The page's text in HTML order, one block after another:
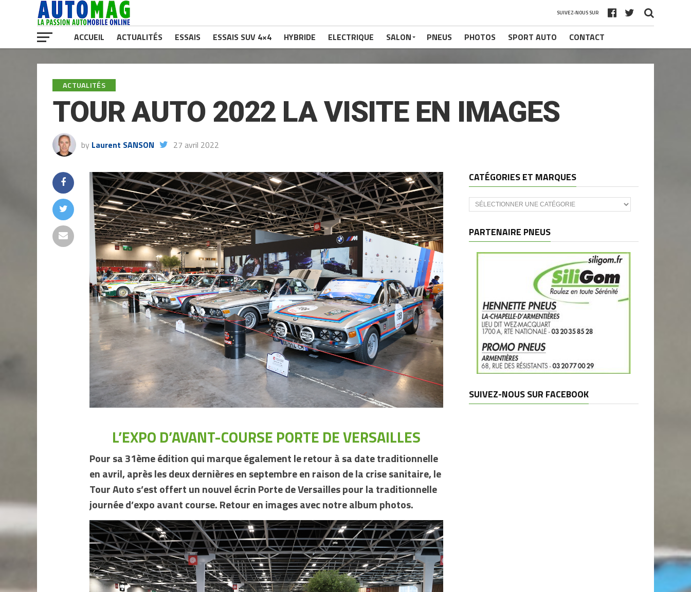
SUIVEZ-NOUS SUR
ACCUEIL ACTUALITÉS ESSAIS ESSAIS SUV 4×4 HYBRIDE ELECTRIQUE SALON PNEUS PHOTOS SPORT AUTO CONTACT
ACTUALITÉS
TOUR AUTO 2022 LA VISITE EN IMAGES
by Laurent SANSON 27 avril 2022
L’EXPO D’AVANT-COURSE PORTE DE VERSAILLES
Pour sa 31ème édition qui marque également le retour à sa date traditionnelle
en avril, après les deux dernières en septembre en raison de la crise sanitaire, le
Tour Auto s’est offert un nouvel écrin Porte de Versailles pour la traditionnelle
journée d’expo avant course. Retour en images avec notre album photos.
CATÉGORIES ET MARQUES
Catégories
et
PARTENAIRE PNEUS
SUIVEZ-NOUS SUR FACEBOOK